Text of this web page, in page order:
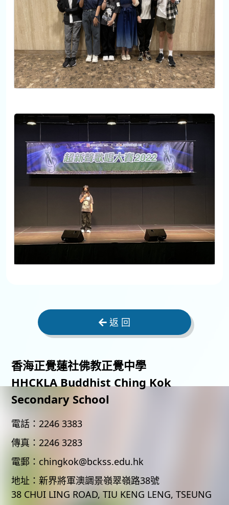
返 回
香海正覺蓮社佛教正覺中學
HHCKLA Buddhist Ching Kok
Secondary School
電話： 2246 3383
傳真： 2246 3283
電郵： chingkok@bckss.edu.hk
地址： 新界將軍澳調景嶺翠嶺路38號
38 CHUI LING ROAD, TIU KENG LENG, TSEUNG